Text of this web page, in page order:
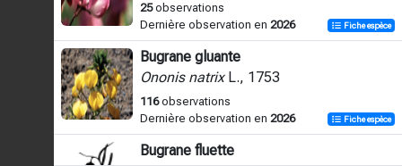
25observations
Dernière observation en 2026 Fiche espèce
Bugrane gluante
Ononis natrixL., 1753
116observations
Dernière observation en 2026 Fiche espèce
Bugrane fluette